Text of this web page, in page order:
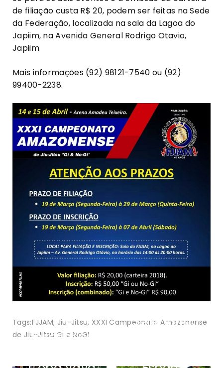
de filiação custa R$ 20, podem ser feitas na Sede
da Federação, localizada na sala da Lagoa do
Japiim, na Avenida General Rodrigo Otavio,
Japiim
Mais informações (92) 98121-7540 ou (92)
99400-2238.
Tags:FJJAM, Jiu-Jitsu, XXXI Campeonato Amazonense
de Jiu-Jitsu Gi e NoGI
Inscrições
Sejel lança